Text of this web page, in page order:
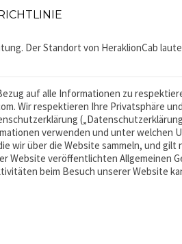
Der Standort von HeraklionCab
auf alle Informationen zu
Wir respektieren Ihre Privatsphäre
verwenden und unter
über die Website sammeln, und
Website veröffentlichten Allgemeinen
beim Besuch unserer Website